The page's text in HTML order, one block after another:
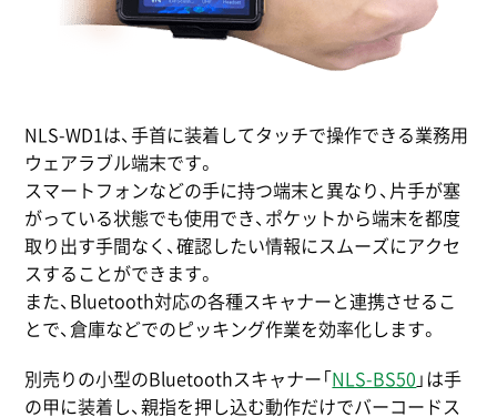
NLS-WD1は、手首に装着してタッチで操作できる業務用
ウェアラブル端末です。
スマートフォンなどの手に持つ端末と異なり、片手が塞
がっている状態でも使用でき、ポケットから端末を都度
取り出す手間なく、確認したい情報にスムーズにアクセ
スすることができます。
また、Bluetooth対応の各種スキャナーと連携させるこ
とで、倉庫などでのピッキング作業を効率化します。
別売りの小型のBluetoothスキャナー「 NLS-BS50 」は手
の甲に装着し、親指を押し込む動作だけでバーコードス